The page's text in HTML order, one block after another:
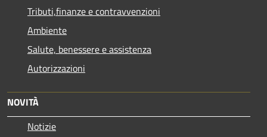
Tributi,finanze e contravvenzioni
Ambiente
Salute, benessere e assistenza
Autorizzazioni
NOVITÀ
Notizie